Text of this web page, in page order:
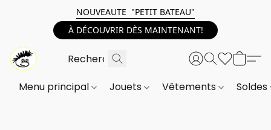
NOUVEAUTE "PETIT BATEAU"
À DÉCOUVRIR DÈS MAINTENANT!
Menu principal Jouets Vêtements Soldes